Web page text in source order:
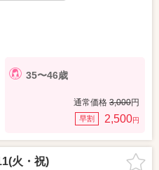
35〜46歳
通常価格 3,000円
早割 2,500円
火・祝)